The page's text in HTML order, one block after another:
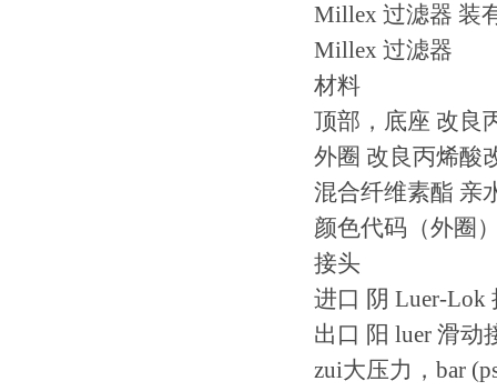
Millex 过滤器 装
Millex 过滤器
材料
顶部，底座 改良
外圈 改良丙烯酸
混合纤维素酯 亲
颜色代码（外圈
接头
进口 阴 Luer-Lok
出口 阳 luer 滑动
zui大压力，bar